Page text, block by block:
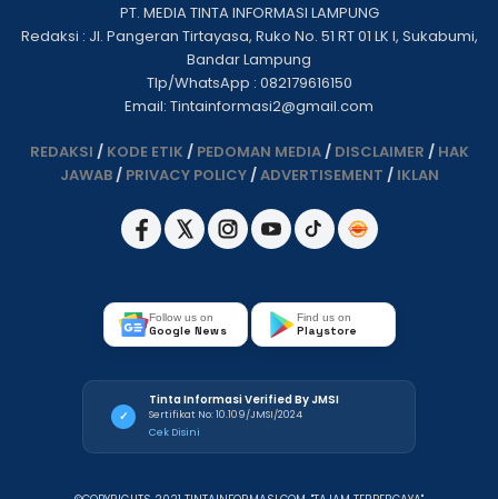
PT. MEDIA TINTA INFORMASI LAMPUNG
Redaksi : Jl. Pangeran Tirtayasa, Ruko No. 51 RT 01 LK I, Sukabumi,
Bandar Lampung
Tlp/WhatsApp : 082179616150
Email: Tintainformasi2@gmail.com
REDAKSI / KODE ETIK / PEDOMAN MEDIA/ DISCLAIMER / HAK
JAWAB/ PRIVACY POLICY/ADVERTISEMENT / IKLAN
Follow us on
Google News
Find us on
Playstore
✓
Tinta Informasi Verified By JMSI
Sertifikat No: 10.109/JMSI/2024
Cek Disini